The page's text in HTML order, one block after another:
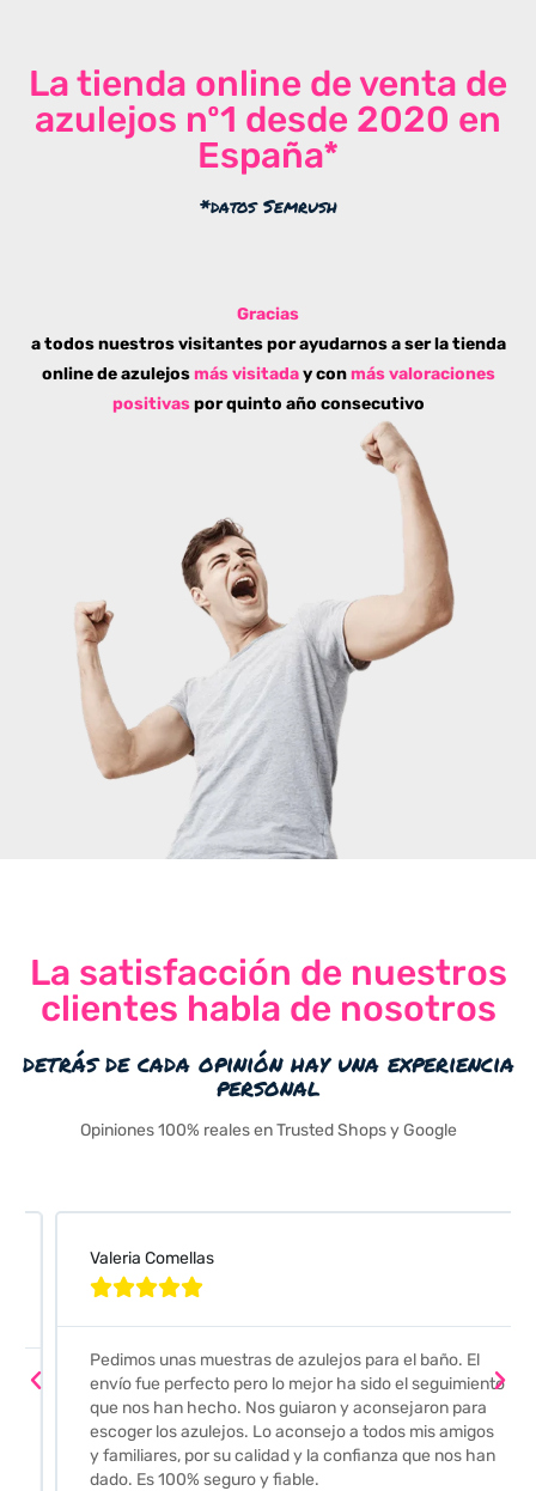
La tienda online de venta de
azulejos nº1 desde 2020 en
España*
*datos Semrush
Gracias
a todos nuestros visitantes por ayudarnos a ser la tienda
online de azulejos más visitaday conmás valoraciones
positivaspor quinto año consecutivo
La satisfacción de nuestros
clientes habla de nosotros
detrás de cada opinión hay una experiencia
personal
Opiniones 100% reales en Trusted Shops y Google
Valeria Comellas

Pedimos unas muestras de azulejos para el baño. El
envío fue perfecto pero lo mejor ha sido el seguimiento
que nos han hecho. Nos guiaron y aconsejaron para
escoger los azulejos. Lo aconsejo a todos mis amigos
y familiares, por su calidad y la confianza que nos han
dado. Es 100% seguro y fiable.